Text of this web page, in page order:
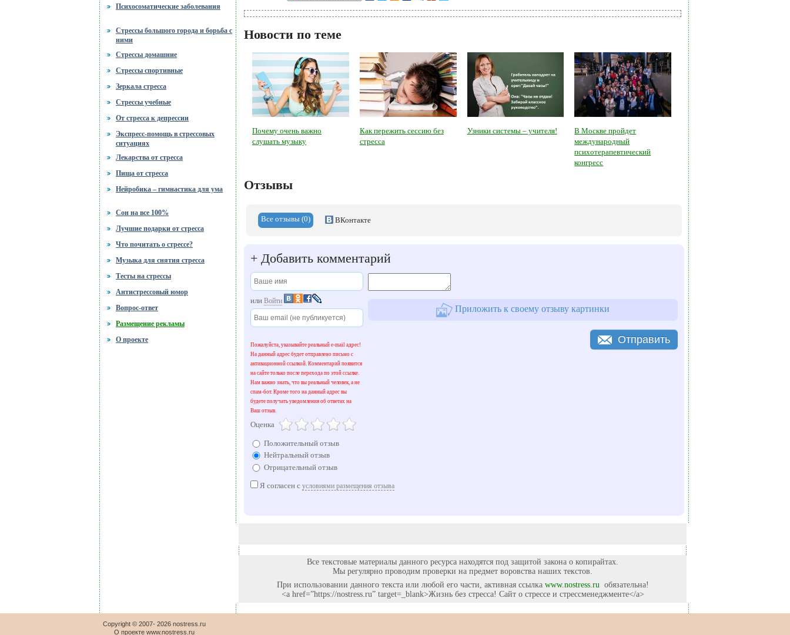
Психосоматические заболевания
Стрессы большого города и борьба с
ними
Стрессы домашние
Стрессы спортивные
Зеркала стресса
Стрессы учебные
От стресса к депрессии
Экспресс-помощь в стрессовых
ситуациях
Лекарства от стресса
Пища от стресса
Нейробика – гимнастика для ума
Сон на все 100%
Лучшие подарки от стресса
Что почитать о стрессе?
Музыка для снятия стресса
Тесты на стрессы
Антистрессовый юмор
Вопрос-ответ
Размещение рекламы
О проекте
Новости по теме
Почему очень важно
слушать музыку
Как пережить сессию без
стресса
Узники системы – учителя!
В Москве пройдет
международный
психотерапевтический
конгресс
Отзывы
Все отзывы (0) ВКонтакте
+ Добавить комментарий
или Войти
Пожалуйста, указывайте реальный e-mail адрес!
На данный адрес будет отправлено письмо с
активационной ссылкой. Комментарий появится
на сайте только после перехода по этой ссылке.
Нам важно знать, что вы реальный человек, а не
спам-бот. Кроме того на данный адрес вы
будете получать уведомления об ответах на
Ваш отзыв.
Оценка
Положительный отзыв
Нейтральный отзыв
Отрицательный отзыв
Приложить к своему отзыву картинки
Я согласен с условиями размещения отзыва
Отправить
Все текстовые материалы данного ресурса находятся под защитой закона о копирайтах.
Мы регулярно проводим проверки на предмет воровства наших текстов.
При использовании данного текста или любой его части, активная ссылка www.nostress.ru обязательна!
<a href=”https://nostress.ru” target=_blank>Жизнь без стресса! Сайт о стрессе и стрессменеджменте</a>
Copyright © 2007- 2026 nostress.ru
О проекте www.nostress.ru